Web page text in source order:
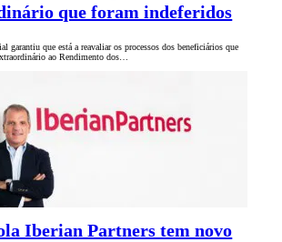
que foram indeferidos
garantiu que está a reavaliar os processos dos beneficiários que
ao Rendimento dos…
Iberian Partners tem novo